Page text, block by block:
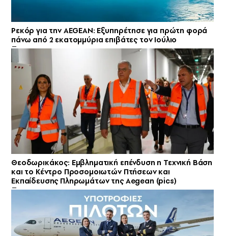
Ρεκόρ για την AEGEAN: Εξυπηρέτησε για πρώτη φορά
πάνω από 2 εκατομμύρια επιβάτες τον Ιούλιο
Θεοδωρικάκος: Εμβληματική επένδυση η Τεχνική Βάση
και το Κέντρο Προσομοιωτών Πτήσεων και
Εκπαίδευσης Πληρωμάτων της Aegean (pics)